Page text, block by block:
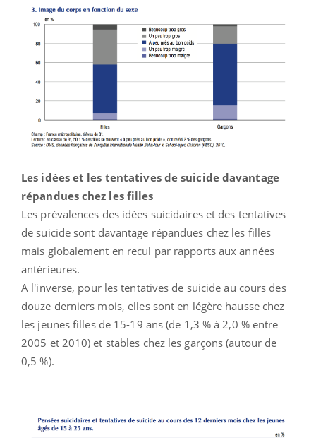
Les idées et les tentatives de suicide davantage
répandues chez les filles
Les prévalences des idées suicidaires et des tentatives
de suicide sont davantage répandues chez les filles
mais globalement en recul par rapports aux années
antérieures.
A l'inverse, pour les tentatives de suicide au cours des
douze derniers mois, elles sont en légère hausse chez
les jeunes filles de 15-19 ans (de 1,3 % à 2,0 % entre
2005 et 2010) et stables chez les garçons (autour de
0,5 %).